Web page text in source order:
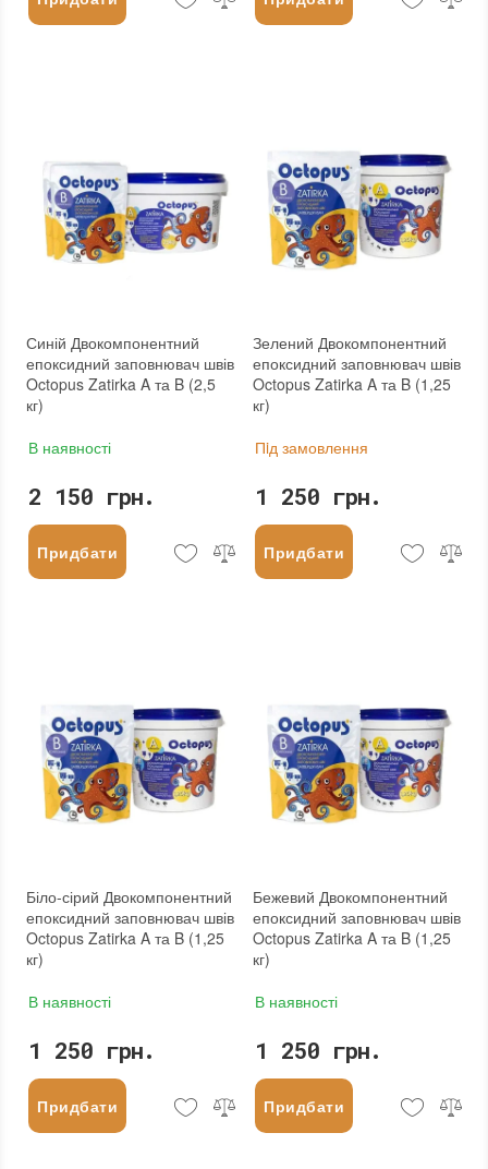
Синій Двокомпонентний
епоксидний заповнювач швів
Octopus Zatirka A та B (2,5
кг)
В наявності
2 150 грн.
Придбати
Зелений Двокомпонентний
епоксидний заповнювач швів
Octopus Zatirka A та B (1,25
кг)
Пiд замовлення
1 250 грн.
Придбати
Біло-сірий Двокомпонентний
епоксидний заповнювач швів
Octopus Zatirka A та B (1,25
кг)
В наявності
1 250 грн.
Придбати
Бежевий Двокомпонентний
епоксидний заповнювач швів
Octopus Zatirka A та B (1,25
кг)
В наявності
1 250 грн.
Придбати